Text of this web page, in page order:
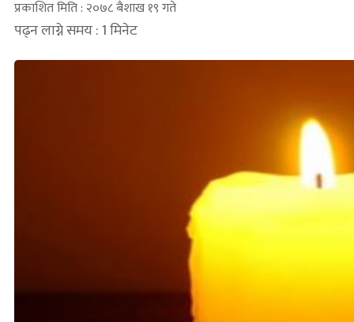
प्रकाशित मिति : २०७८ बैशाख १९ गते
पढ्न लाग्ने समय : 1 मिनेट